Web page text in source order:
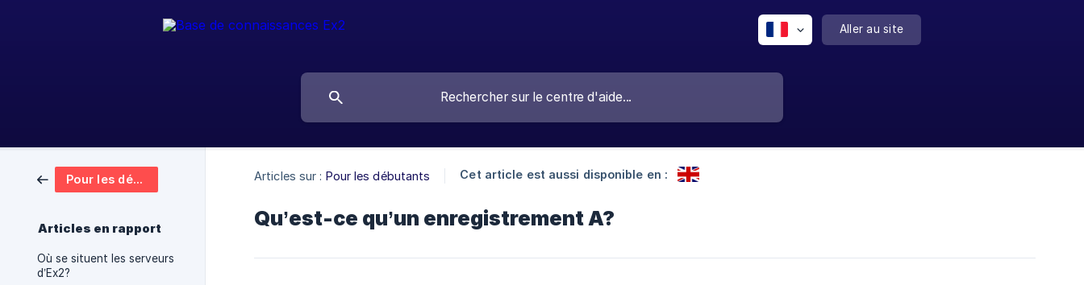
Aller au site
Pour les débutants
Articles en rapport
Où se situent les serveurs
d’Ex2?
Articles sur : Pour les débutants Cet article est aussi disponible en :
Qu’est-ce qu’un enregistrement A?